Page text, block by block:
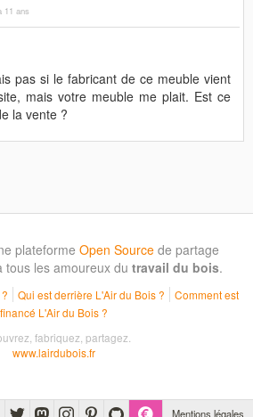
Mentions légales
11 ans
pas si le fabricant de ce meuble vient
mais votre meuble me plait. Est ce
la vente ?
plateforme Open Source de partage
tous les amoureux du travail du bois.
Qui est derrière L'Air du Bois ?
Comment est
financé L'Air du Bois ?
fabriquez, partagez.
www.lairdubois.fr